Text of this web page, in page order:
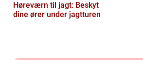
Høreværn til jagt: Beskyt
dine ører under jagtturen